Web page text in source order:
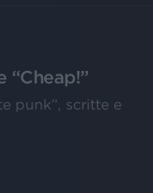
“Cheap!”
punk”, scritte e